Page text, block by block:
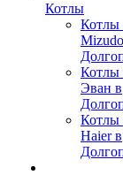
Котлы
Котлы
Котлы
Эван в
Котлы
Haier в